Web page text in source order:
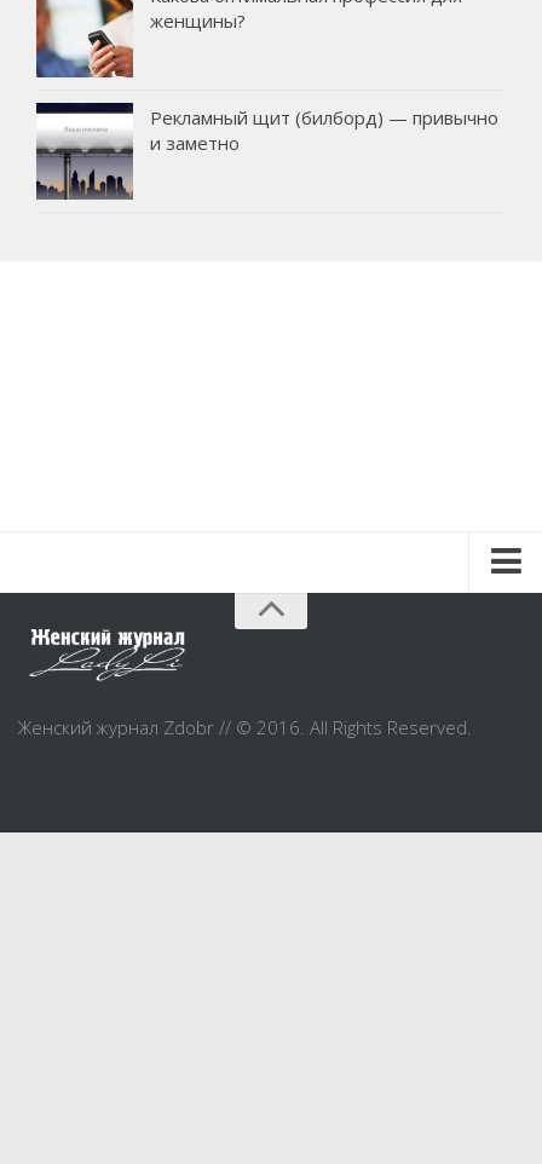
женщины?
Рекламный щит (билборд) — привычно
и заметно
Красота
Мода и шоппинг
Свадьба
Женский журнал Zdobr // © 2016. All Rights Reserved.